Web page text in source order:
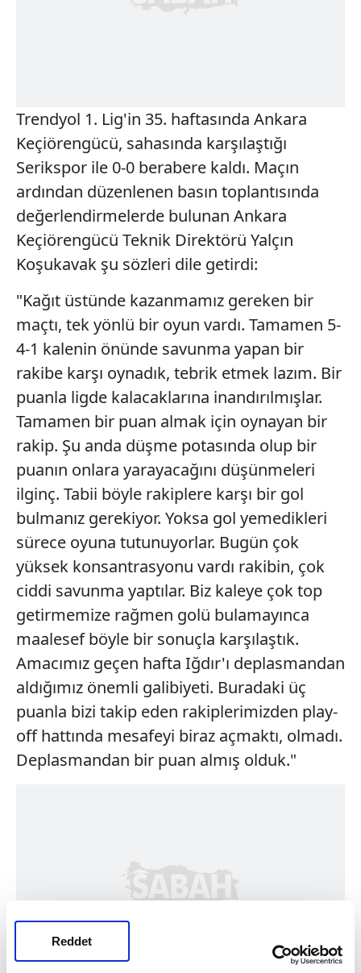
Reddet
Trendyol 1. Lig'in 35. haftasında Ankara
Keçiörengücü, sahasında karşılaştığı
Serikspor ile 0-0 berabere kaldı. Maçın
ardından düzenlenen basın toplantısında
değerlendirmelerde bulunan Ankara
Keçiörengücü Teknik Direktörü Yalçın
Koşukavak şu sözleri dile getirdi:
"Kağıt üstünde kazanmamız gereken bir
maçtı, tek yönlü bir oyun vardı. Tamamen 5-
4-1 kalenin önünde savunma yapan bir
rakibe karşı oynadık, tebrik etmek lazım. Bir
puanla ligde kalacaklarına inandırılmışlar.
Tamamen bir puan almak için oynayan bir
rakip. Şu anda düşme potasında olup bir
puanın onlara yarayacağını düşünmeleri
ilginç. Tabii böyle rakiplere karşı bir gol
bulmanız gerekiyor. Yoksa gol yemedikleri
sürece oyuna tutunuyorlar. Bugün çok
yüksek konsantrasyonu vardı rakibin, çok
ciddi savunma yaptılar. Biz kaleye çok top
getirmemize rağmen golü bulamayınca
maalesef böyle bir sonuçla karşılaştık.
Amacımız geçen hafta Iğdır'ı deplasmandan
aldığımız önemli galibiyeti. Buradaki üç
puanla bizi takip eden rakiplerimizden play-
off hattında mesafeyi biraz açmaktı, olmadı.
Deplasmandan bir puan almış olduk."